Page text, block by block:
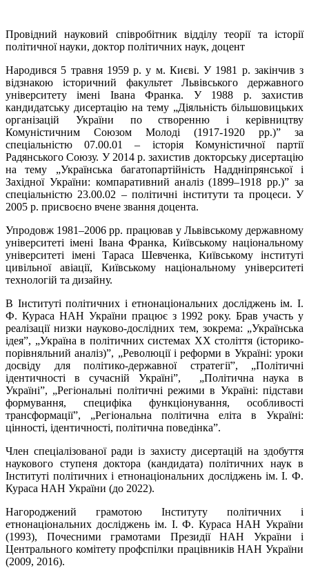
Провідний науковий співробітник відділу теорії та історії
політичної науки, доктор політичних наук, доцент
Народився 5 травня 1959 р. у м. Києві. У 1981 р. закінчив з
відзнакою історичний факультет Львівського державного
університету імені Івана Франка. У 1988 р. захистив
кандидатську дисертацію на тему „Діяльність більшовицьких
організацій України по створенню і керівництву
Комуністичним Союзом Молоді (1917-1920 рр.)” за
спеціальністю 07.00.01 – історія Комуністичної партії
Радянського Союзу. У 2014 р. захистив докторську дисертацію
на тему „Українська багатопартійність Наддніпрянської і
Західної України: компаративний аналіз (1899–1918 рр.)” за
спеціальністю 23.00.02 – політичні інститути та процеси. У
2005 р. присвоєно вчене звання доцента.
Упродовж 1981–2006 рр. працював у Львівському державному
університеті імені Івана Франка, Київському національному
університеті імені Тараса Шевченка, Київському інституті
цивільної авіації, Київському національному університеті
технологій та дизайну.
В Інституті політичних і етнонаціональних досліджень ім. І.
Ф. Кураса НАН України працює з 1992 року. Брав участь у
реалізації низки науково-дослідних тем, зокрема: „Українська
ідея”, „Україна в політичних системах ХХ століття (історико-
порівняльний аналіз)”, „Революції і реформи в Україні: уроки
досвіду для політико-державної стратегії”, „Політичні
ідентичності в сучасній Україні”, „Політична наука в
Україні”, „Регіональні політичні режими в Україні: підстави
формування, специфіка функціонування, особливості
трансформації”, „Регіональна політична еліта в Україні:
цінності, ідентичності, політична поведінка”.
Член спеціалізованої ради із захисту дисертацій на здобуття
наукового ступеня доктора (кандидата) політичних наук в
Інституті політичних і етнонаціональних досліджень ім. І. Ф.
Кураса НАН України (до 2022).
Нагороджений грамотою Інституту політичних і
етнонаціональних досліджень ім. І. Ф. Кураса НАН України
(1993), Почесними грамотами Президії НАН України і
Центрального комітету профспілки працівників НАН України
(2009, 2016).